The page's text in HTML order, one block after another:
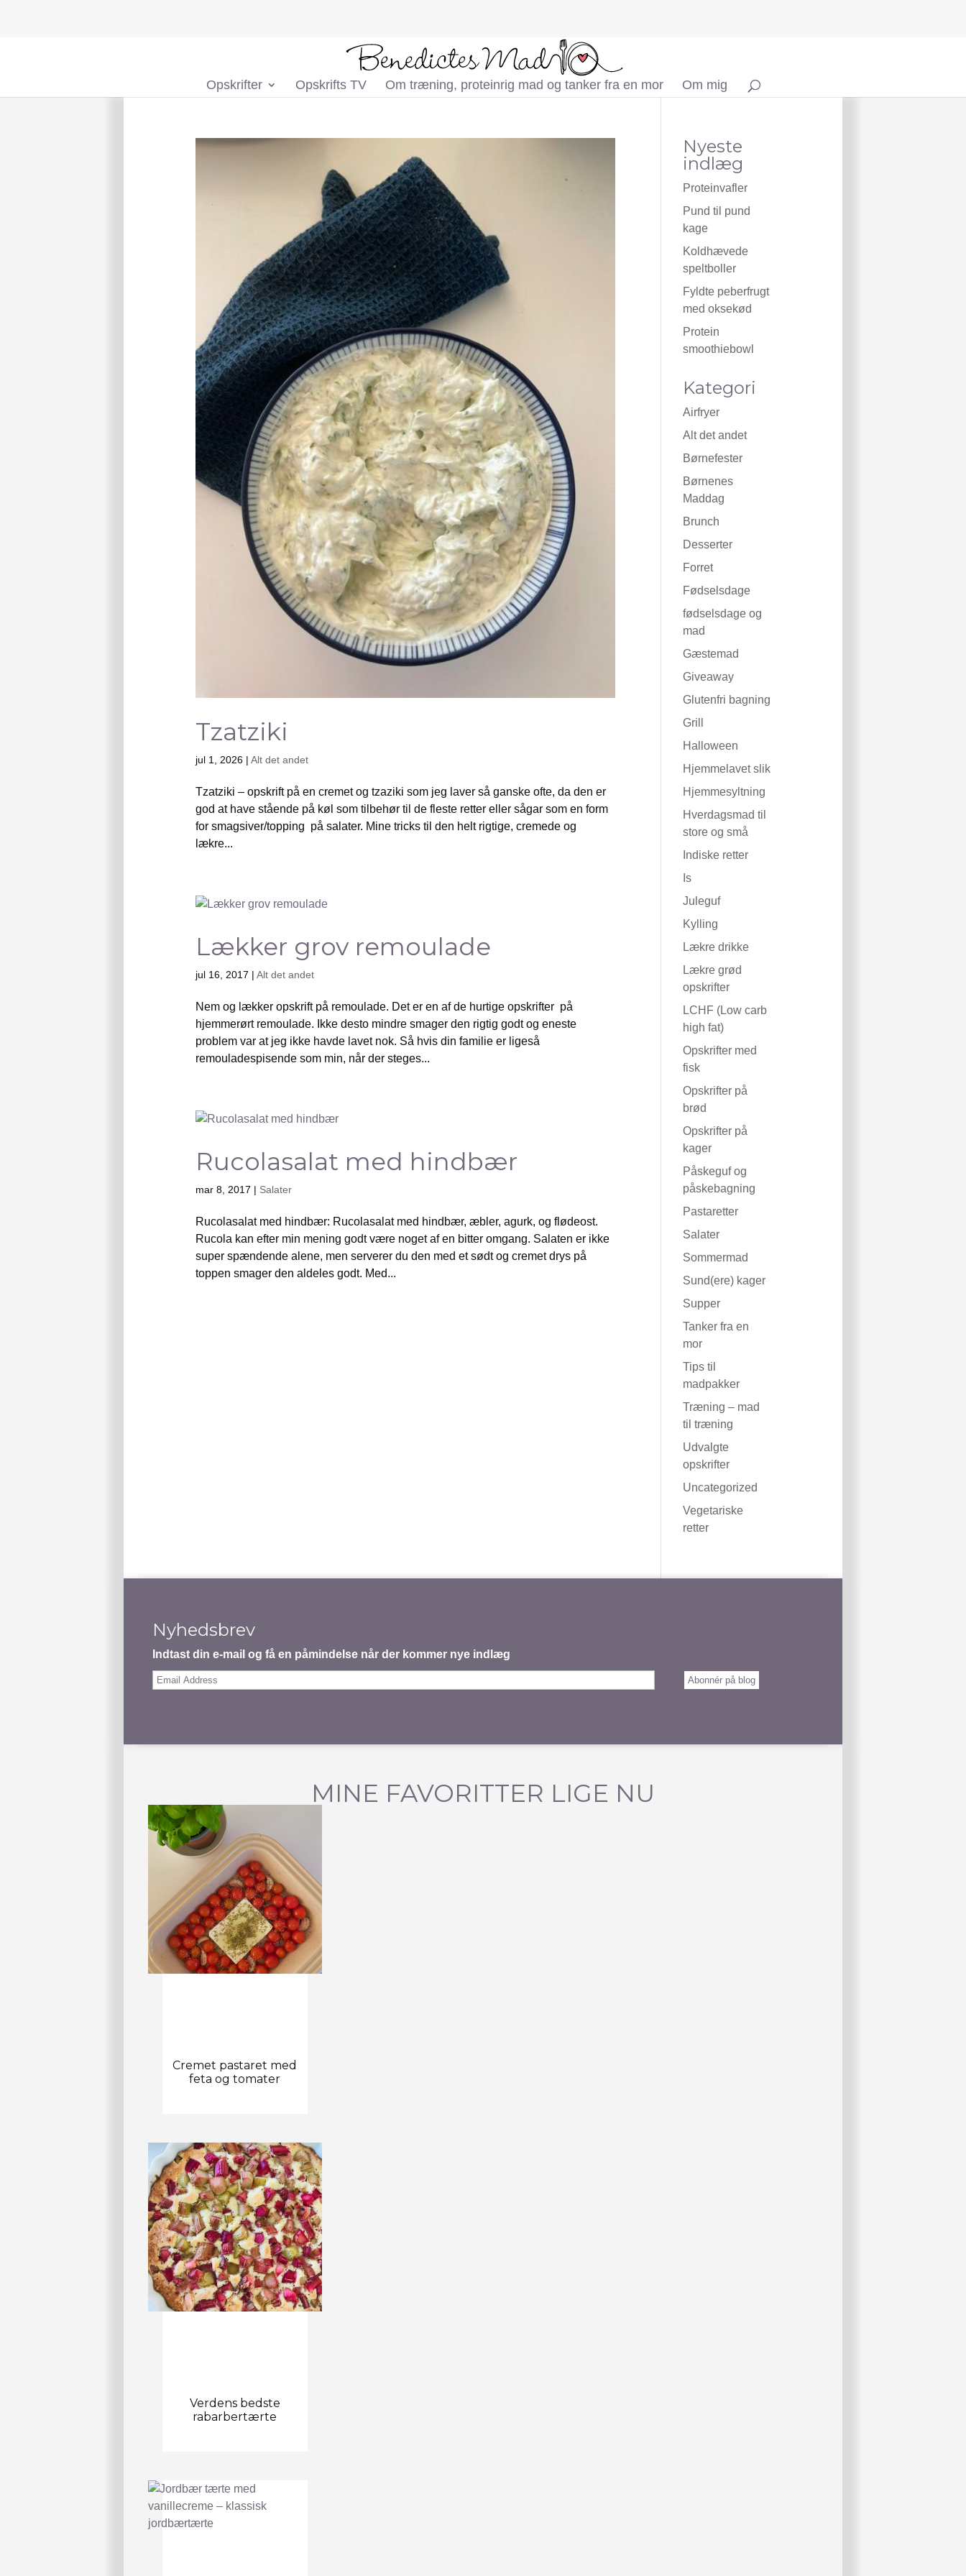
Opskrifter Opskrifts TV Om træning, proteinrig mad og tanker fra en mor Om mig
Tzatziki
jul 1, 2026 | Alt det andet
Tzatziki – opskrift på en cremet og tzaziki som jeg laver så ganske ofte, da den er
god at have stående på køl som tilbehør til de fleste retter eller sågar som en form
for smagsiver/topping på salater. Mine tricks til den helt rigtige, cremede og
lækre...
Lækker grov remoulade
jul 16, 2017 | Alt det andet
Nem og lækker opskrift på remoulade. Det er en af de hurtige opskrifter på
hjemmerørt remoulade. Ikke desto mindre smager den rigtig godt og eneste
problem var at jeg ikke havde lavet nok. Så hvis din familie er ligeså
remouladespisende som min, når der steges...
Rucolasalat med hindbær
mar 8, 2017 | Salater
Rucolasalat med hindbær: Rucolasalat med hindbær, æbler, agurk, og flødeost.
Rucola kan efter min mening godt være noget af en bitter omgang. Salaten er ikke
super spændende alene, men serverer du den med et sødt og cremet drys på
toppen smager den aldeles godt. Med...
Nyeste
indlæg
Proteinvafler
Pund til pund
kage
Koldhævede
speltboller
Fyldte peberfrugt
med oksekød
Protein
smoothiebowl
Kategori
Airfryer
Alt det andet
Børnefester
Børnenes
Maddag
Brunch
Desserter
Forret
Fødselsdage
fødselsdage og
mad
Gæstemad
Giveaway
Glutenfri bagning
Grill
Halloween
Hjemmelavet slik
Hjemmesyltning
Hverdagsmad til
store og små
Indiske retter
Is
Juleguf
Kylling
Lækre drikke
Lækre grød
opskrifter
LCHF (Low carb
high fat)
Opskrifter med
fisk
Opskrifter på
brød
Opskrifter på
kager
Påskeguf og
påskebagning
Pastaretter
Salater
Sommermad
Sund(ere) kager
Supper
Tanker fra en
mor
Tips til
madpakker
Træning – mad
til træning
Udvalgte
opskrifter
Uncategorized
Vegetariske
retter
Nyhedsbrev
Indtast din e-mail og få en påmindelse når der kommer nye indlæg
Email
Abonnér på blog
MINE FAVORITTER LIGE NU
Cremet pastaret med
feta og tomater
Verdens bedste
rabarbertærte